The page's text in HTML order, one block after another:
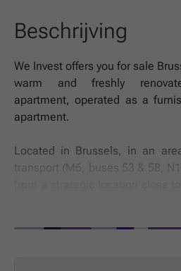
Beschrijving
We Invest offers you for sale
warm and freshly
apartment, operated as a
apartment.
Located in Brussels, in an
transport (M6, buses 53 & 58,
from a strategic location close